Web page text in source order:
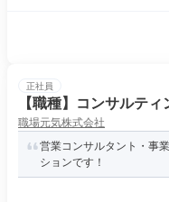
正社員
【職種】コンサルテ
職場元気株式会社
営業コンサルタント・事
ションです！